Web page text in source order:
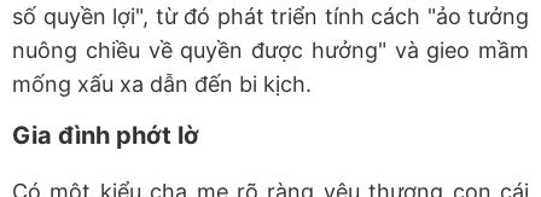
số quyền lợi", từ đó phát triển tính cách "ảo tưởng
nuông chiều về quyền được hưởng" và gieo mầm
mống xấu xa dẫn đến bi kịch.
Gia đình phớt lờ
Có một kiểu cha mẹ rõ ràng yêu thương con cái